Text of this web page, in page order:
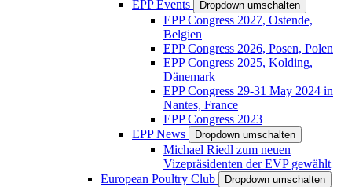
EPP Events
Dropdown umschalten
EPP Congress 2027, Ostende,
Belgien
EPP Congress 2026, Posen, Polen
EPP Congress 2025, Kolding,
Dänemark
EPP Congress 29-31 May 2024 in
Nantes, France
EPP Congress 2023
EPP News
Dropdown umschalten
Michael Riedl zum neuen
Vizepräsidenten der EVP gewählt
European Poultry Club
Dropdown umschalten